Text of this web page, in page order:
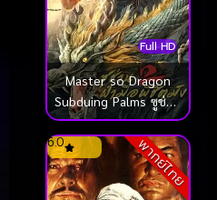
Full HD
Master so Dragon
Subduing Palms ซูช่าน
2 ฝ่ามือพิชิตมังกร
(2026)พากย์ไทย
6.0